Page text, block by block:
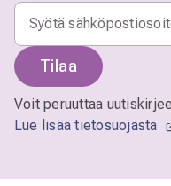
Tilaa
Voit peruuttaa
Lue lisää tietosuojasta